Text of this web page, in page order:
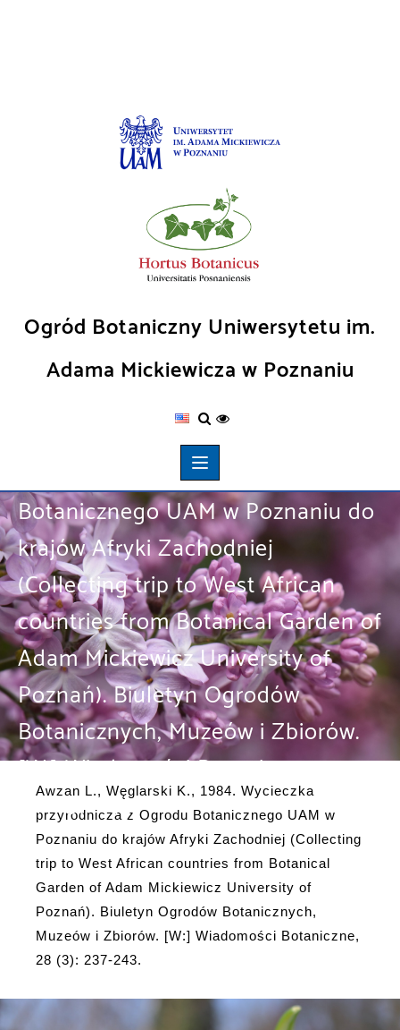
Ogród Botaniczny Uniwersytetu im.
Adama Mickiewicza w Poznaniu
Awzan L., Węglarski K., 1984.
Wycieczka przyrodnicza z Ogrodu
Botanicznego UAM w Poznaniu do
krajów Afryki Zachodniej
(Collecting trip to West African
countries from Botanical Garden of
Adam Mickiewicz University of
Poznań). Biuletyn Ogrodów
Botanicznych, Muzeów i Zbiorów.
[W:] Wiadomości Botaniczne, 28
(3): 237-243.
Awzan L., Węglarski K., 1984. Wycieczka
przyrodnicza z Ogrodu Botanicznego UAM w
Poznaniu do krajów Afryki Zachodniej (Collecting
trip to West African countries from Botanical
Garden of Adam Mickiewicz University of
Poznań). Biuletyn Ogrodów Botanicznych,
Muzeów i Zbiorów. [W:] Wiadomości Botaniczne,
28 (3): 237-243.